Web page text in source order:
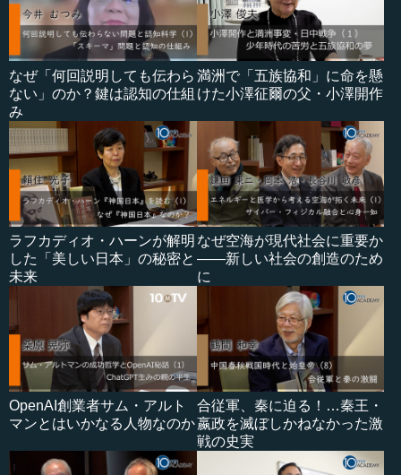
なぜ「何回説明しても伝わら
ない」のか？鍵は認知の仕組
み
満洲で「五族協和」に命を懸
けた小澤征爾の父・小澤開作
ラフカディオ・ハーンが解明
した「美しい日本」の秘密と
未来
なぜ空海が現代社会に重要か
――新しい社会の創造のため
に
OpenAI創業者サム・アルト
マンとはいかなる人物なのか
合従軍、秦に迫る！…秦王・
嬴政を滅ぼしかねなかった激
戦の史実